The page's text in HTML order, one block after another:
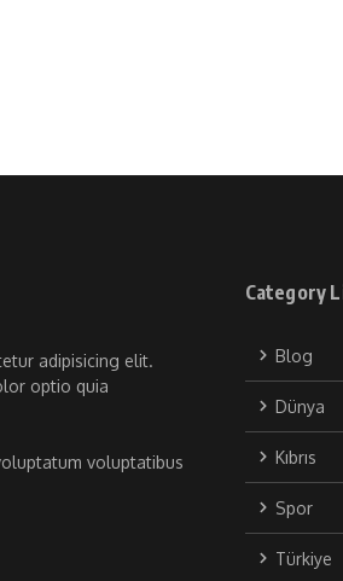
adipisicing elit.
optio quia
voluptatibus
Category
Blog
Dünya
Kıbrıs
Spor
Türkiye